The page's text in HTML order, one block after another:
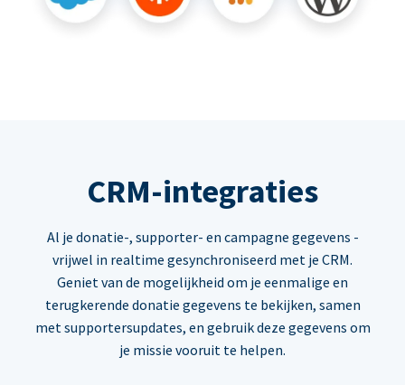
CRM-integraties
Al je donatie-, supporter- en campagne gegevens -
vrijwel in realtime gesynchroniseerd met je CRM.
Geniet van de mogelijkheid om je eenmalige en
terugkerende donatie gegevens te bekijken, samen
met supportersupdates, en gebruik deze gegevens om
je missie vooruit te helpen.